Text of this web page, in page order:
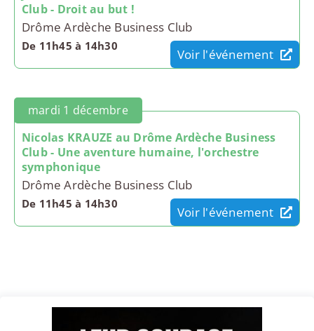
Club - Droit au but !
Drôme Ardèche Business Club
De 11h45 à 14h30
Voir l'événement
mardi 1 décembre
Nicolas KRAUZE au Drôme Ardèche Business
Club - Une aventure humaine, l'orchestre
symphonique
Drôme Ardèche Business Club
De 11h45 à 14h30
Voir l'événement